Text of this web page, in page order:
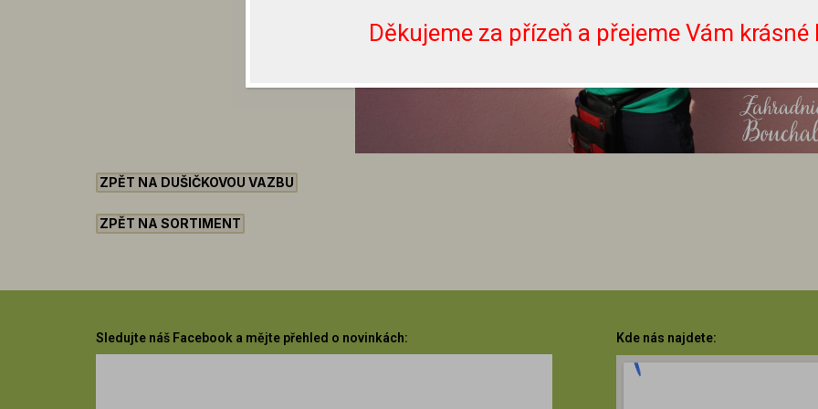
ZPĚT NA DUŠIČKOVOU VAZBU
ZPĚT NA SORTIMENT
Sledujte náš Facebook a mějte přehled o novinkách: Kde nás najdete:
Děkujeme za přízeň a přejeme Vám krásné